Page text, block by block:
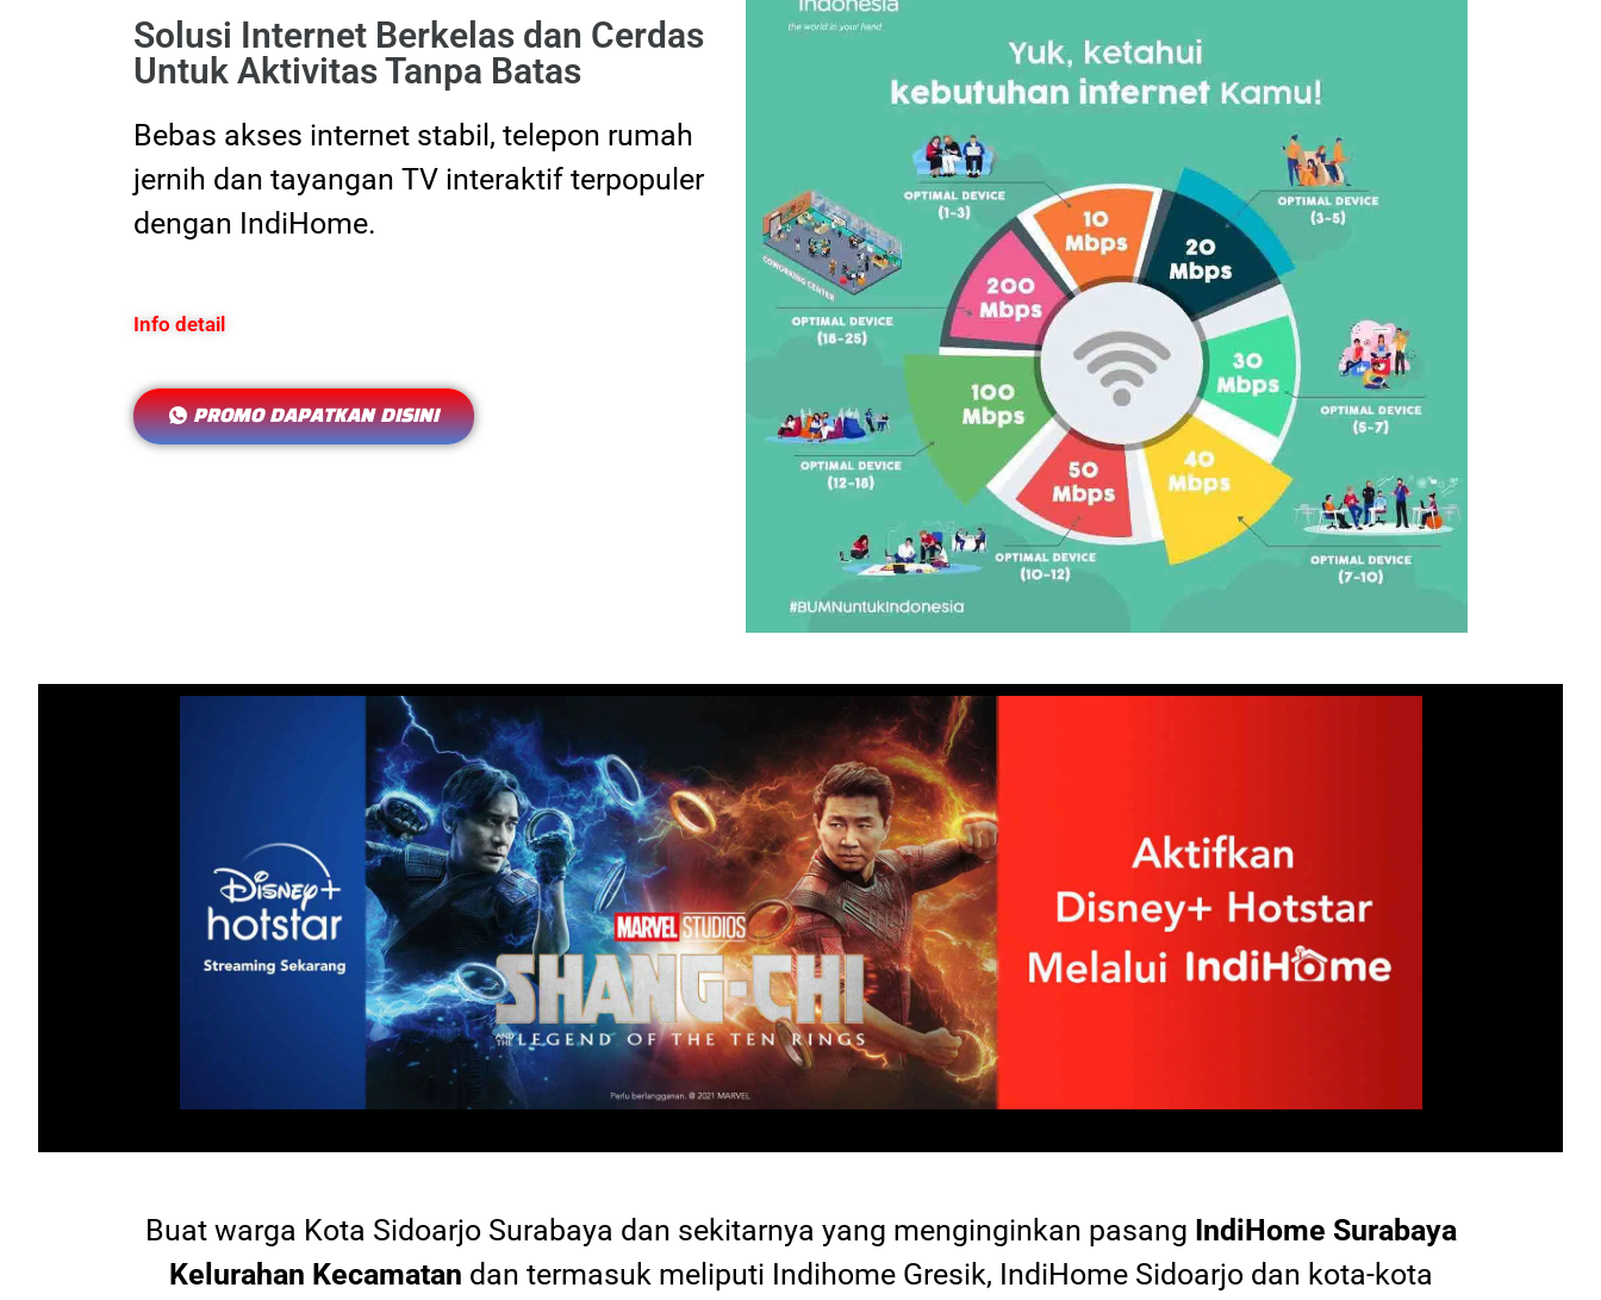
Solusi Internet Berkelas dan Cerdas
Untuk Aktivitas Tanpa Batas
Bebas akses internet stabil, telepon rumah
jernih dan tayangan TV interaktif terpopuler
dengan IndiHome.
Info detail
PROMO DAPATKAN DISINI
Buat warga Kota Sidoarjo Surabaya dan sekitarnya yang menginginkan pasang IndiHome Surabaya
Kelurahan Kecamatan dan termasuk meliputi Indihome Gresik, IndiHome Sidoarjo dan kota-kota